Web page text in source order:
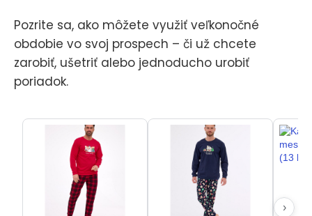
Pozrite sa, ako môžete využiť veľkonočné
obdobie vo svoj prospech – či už chcete
zarobiť, ušetriť alebo jednoducho urobiť
poriadok.
›